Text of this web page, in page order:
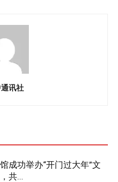
讯社
成功举办“开门过大年”文
共...